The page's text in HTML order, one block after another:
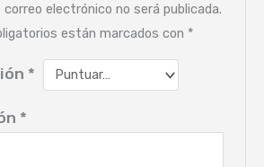
correo electrónico no será publicada.
están marcados con *
*
*